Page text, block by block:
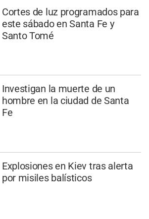
Cortes de luz programados para
este sábado en Santa Fe y
Santo Tomé
Investigan la muerte de un
hombre en la ciudad de Santa
Fe
Explosiones en Kiev tras alerta
por misiles balísticos